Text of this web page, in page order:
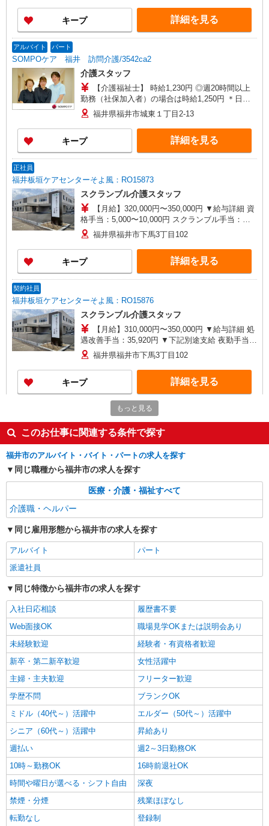
以上勤務（社保加入者）の場合は時給1,530円 ＊
日曜祝日：時給1,810円〜 ◎身体介助、生活援助
が同時給 ◎キャンセル手当：職務時給の60％支給
キープ 詳細を見る
アルバイト パート
SOMPOケア 福井 訪問介護/3542ca2
介護スタッフ
【介護福祉士】 時給1,230円 ◎週20時間以上
勤務（社保加入者）の場合は時給1,250円 ＊日曜
祝日：時給1,530円〜 【実務者研修・初任者研修
（ヘルパー1級・2級）】 時給1,150円 ◎週20時間
以上勤務（社保加入者）の場合は時給1,170円〜
＊日曜祝日：時給1,450円〜 ◎身体介助、生活援
助が同時給
福井県福井市城東１丁目2-13
キープ 詳細を見る
正社員
福井板垣ケアセンターそよ風：RO15873
スクランブル介護スタッフ
【月給】320,000円〜350,000円 ▼給与詳細 資
格手当：5,000〜10,000円 スクランブル手当：
10,000円 処遇改善手当：35,920円 住宅手当：規定
あり 精勤手当：8,000円 調整手当：0〜100,000円
▼下記別途支給 夜勤手当：6,000円（1回分） 通勤
手当 年末年始手当：380円/時 賞与年2回（6月・
12月） 昇給年1回（4月） 特別報酬：平均34.1万
遇改善手当は試用期間中(3ヶ月)は支給なし
福井県福井市下馬3丁目102
キープ 詳細を見る
契約社員
福井板垣ケアセンターそよ風：RO15876
スクランブル介護スタッフ
【月給】310,000円〜350,000円 ▼給与詳細 処
遇改善手当：35,920円 ▼下記別途支給 夜勤手当：
6,000円（1回） 準夜勤手当：3,500円（1回） 通勤
手当 年末年始手当：380円/時 寸志あり：年2回（6
月・12月） ※業績による 特別報酬：平均34.1万円
（最高額135万円） ※2025年6月支給実績 ※処遇
改善手当は試用期間中(3ヶ月)は支給なし
福井県福井市下馬3丁目102
キープ 詳細を見る
株式会社kotrio /●KY-H-1817440
夕方までのデイサービス☆車の運転できる方優
遇【越前花堂 駅】
時給1550円〜2187円 ＜日払い有/週払い有/交
通費全支給(ガソリン代含む)＞
福井市内 最寄り駅：越前花堂
キープ
派遣社員
株式会社kotrio /●KY-H-1954360
STAFF♪未経験OK
時給1550円〜2187円 ＜日払い有/週払い有/交
通費全支給(ガソリン代含む)＞
福井市内｜最寄り駅：福井
詳細を見る
派遣社員
株式会社kotrio /●KY-H-1817190
夕方までのデイサービス☆車の運転できる方優
遇【福井駅】
時給1550円〜2187円 ＜日払い有/週払い有/交
通費全支給(ガソリン代含む)＞
福井市内｜最寄り駅：福井
キープ 詳細を見る
派遣社員
株式会社kotrio /●KY-H-1817787
もっと見る
このお仕事に関連する条件で探す
福井市のアルバイト・バイト・パートの求人を探す
同じ職種から福井市の求人を探す
医療・介護・福祉すべて
介護職・ヘルパー
同じ雇用形態から福井市の求人を探す
アルバイト
パート
派遣社員
同じ特徴から福井市の求人を探す
入社日応相談
履歴書不要
Web面接OK
職場見学OKまたは説明会あり
未経験歓迎
経験者・有資格者歓迎
新卒・第二新卒歓迎
女性活躍中
主婦・主夫歓迎
フリーター歓迎
学歴不問
ブランクOK
ミドル（40代～）活躍中
エルダー（50代～）活躍中
シニア（60代～）活躍中
昇給あり
週払い
週2～3日勤務OK
10時～勤務OK
16時前退社OK
時間や曜日が選べる・シフト自由
深夜
禁煙・分煙
残業ほぼなし
転勤なし
登録制